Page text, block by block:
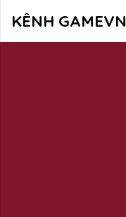
KÊNH GAMEVN